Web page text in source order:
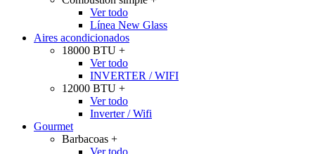
Ver todo
Línea New Glass
Aires acondicionados
18000 BTU +
Ver todo
INVERTER / WIFI
12000 BTU +
Ver todo
Inverter / Wifi
Gourmet
Barbacoas +
Ver todo